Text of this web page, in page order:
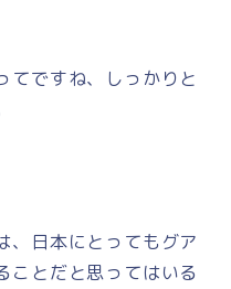
てですね、しっかりと
、日本にとってもグア
ことだと思ってはいる